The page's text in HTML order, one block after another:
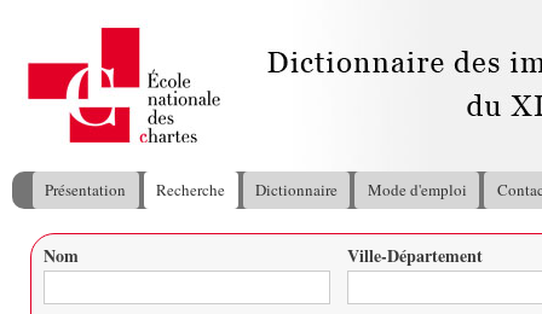
Menu principal
Présentation Recherche Dictionnaire Mode d'emploi
Vous êtes ici
Nom Ville-Département